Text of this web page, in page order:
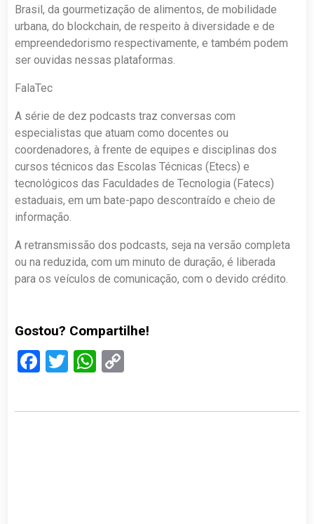
Brasil, da gourmetização de alimentos, de mobilidade
urbana, do blockchain, de respeito à diversidade e de
empreendedorismo respectivamente, e também podem
ser ouvidas nessas plataformas.
FalaTec
A série de dez podcasts traz conversas com
especialistas que atuam como docentes ou
coordenadores, à frente de equipes e disciplinas dos
cursos técnicos das Escolas Técnicas (Etecs) e
tecnológicos das Faculdades de Tecnologia (Fatecs)
estaduais, em um bate-papo descontraído e cheio de
informação.
A retransmissão dos podcasts, seja na versão completa
ou na reduzida, com um minuto de duração, é liberada
para os veículos de comunicação, com o devido crédito.
Gostou? Compartilhe!
Facebook
TwitterWhatsApp